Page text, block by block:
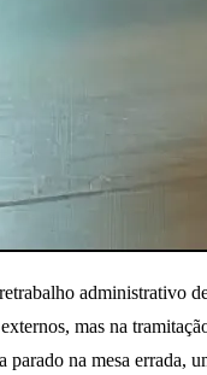
administrativo
mas na
parado na mesa errada,